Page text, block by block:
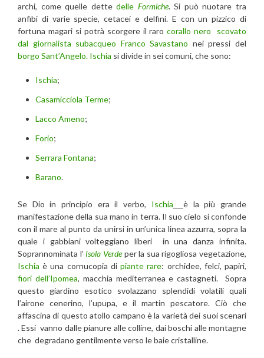
archi, come quelle dettedelle Formiche. Si può nuotare tra
anfibi di varie specie, cetacei e delfini. E con un pizzico di
fortuna magari si potrà scorgere il rarocorallo nero scovato
dal giornalista subacqueo Franco Savastano nei pressi del
borgo Sant’Angelo. Ischia si divide in sei comuni, che sono:
Ischia;
Casamicciola Terme;
Lacco Ameno;
Forio;
Serrara Fontana;
Barano.
Se Dio in principio era il verbo, Ischia
è la più grande
manifestazione della sua mano in terra. Il suo cielo si confonde
con il mare al punto da unirsi in un’unica linea azzurra, sopra la
quale i gabbiani volteggiano liberi in una danza infinita.
Soprannominata l’ Isola Verde per la sua rigogliosa vegetazione,
Ischia è una cornucopia dipiante rare: orchidee, felci, papiri,
fiori dell’Ipomea, macchia mediterranea e castagneti. Sopra
questo giardino esotico svolazzano splendidi volatili quali
l’airone cenerino, l’upupa, e il martin pescatore. Ciò che
affascina di questo atollo campano è la varietà dei suoi scenari
. Essi vanno dalle pianure alle colline, dai boschi alle montagne
che degradano gentilmente verso le baie cristalline.